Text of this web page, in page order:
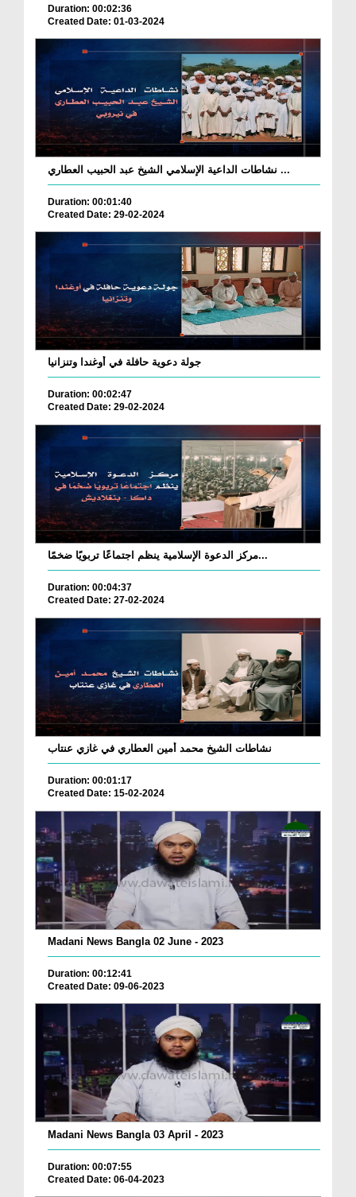
Duration: 00:02:36
Created Date: 01-03-2024
نشاطات الداعية الإسلامي الشيخ عبد الحبيب العطاري ...
Duration: 00:01:40
Created Date: 29-02-2024
جولة دعوية حافلة في أوغندا وتنزانيا
Duration: 00:02:47
Created Date: 29-02-2024
مركز الدعوة الإسلامية ينظم اجتماعًا تربويًا ضخمًا...
Duration: 00:04:37
Created Date: 27-02-2024
نشاطات الشيخ محمد أمين العطاري في غازي عنتاب
Duration: 00:01:17
Created Date: 15-02-2024
Madani News Bangla 02 June - 2023
Duration: 00:12:41
Created Date: 09-06-2023
Madani News Bangla 03 April - 2023
Duration: 00:07:55
Created Date: 06-04-2023